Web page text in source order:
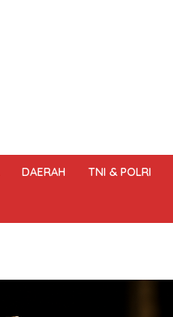
DAERAH TNI & POLRI